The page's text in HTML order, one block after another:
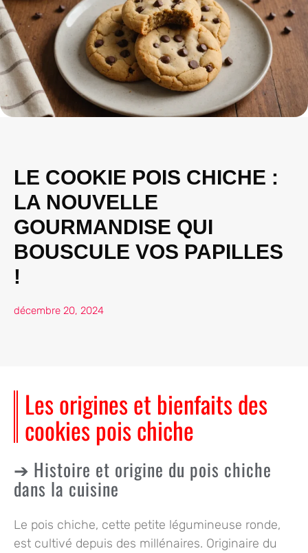
LE COOKIE POIS CHICHE :
LA NOUVELLE
GOURMANDISE QUI
BOUSCULE VOS PAPILLES
!
décembre 20, 2024
Les origines et bienfaits des
cookies pois chiche
Histoire et origine du pois chiche
dans la cuisine
Le pois chiche, cette petite légumineuse ronde,
est cultivé depuis des millénaires. Originaire du